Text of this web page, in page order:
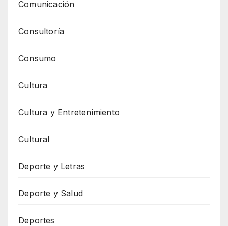
Comunicación
Consultoría
Consumo
Cultura
Cultura y Entretenimiento
Cultural
Deporte y Letras
Deporte y Salud
Deportes